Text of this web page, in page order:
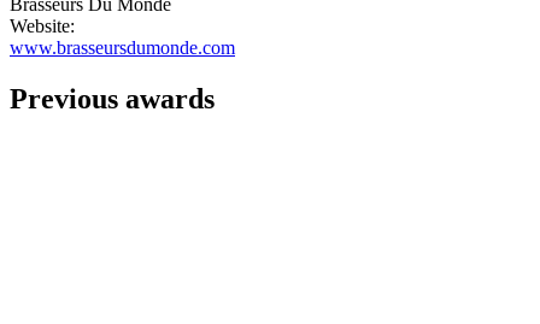
Brasseurs Du Monde
Website:
www.brasseursdumonde.com
Previous awards